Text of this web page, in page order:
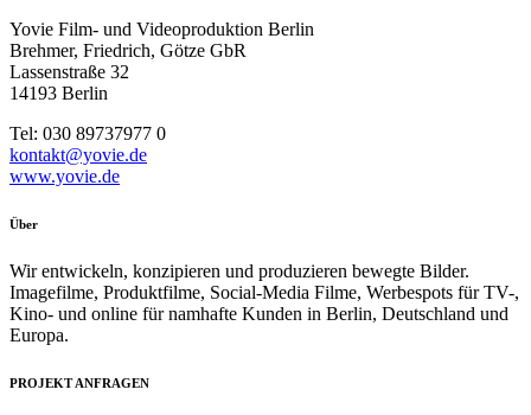
Yovie Film- und Videoproduktion Berlin
Brehmer, Friedrich, Götze GbR
Lassenstraße 32
14193 Berlin
Tel: 030 89737977 0
kontakt@yovie.de
www.yovie.de
Über
Wir entwickeln, konzipieren und produzieren bewegte Bilder.
Imagefilme, Produktfilme, Social-Media Filme, Werbespots für TV-,
Kino- und online für namhafte Kunden in Berlin, Deutschland und
Europa.
PROJEKT ANFRAGEN